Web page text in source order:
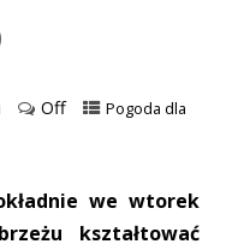
Off
Pogoda dla
we wtorek
kształtować